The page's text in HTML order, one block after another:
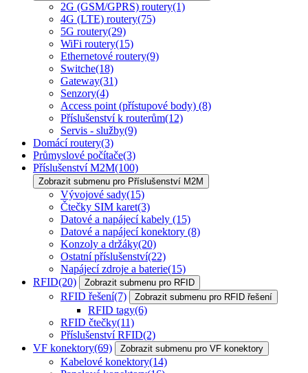
2G (GSM/GPRS) routery(1)
4G (LTE) routery(75)
5G routery(29)
WiFi routery(15)
Ethernetové routery(9)
Switche(18)
Gateway(31)
Senzory(4)
Access point (přístupové body) (8)
Příslušenství k routerům(12)
Servis - služby(9)
Domácí routery(3)
Průmyslové počítače(3)
Příslušenství M2M(100)
Zobrazit submenu pro Příslušenství M2M
Vývojové sady(15)
Čtečky SIM karet(3)
Datové a napájecí kabely (15)
Datové a napájecí konektory (8)
Konzoly a držáky(20)
Ostatní příslušenství(22)
Napájecí zdroje a baterie(15)
RFID(20) Zobrazit submenu pro RFID
RFID řešení(7) Zobrazit submenu pro RFID řešení
RFID tagy(6)
RFID čtečky(11)
Příslušenství RFID(2)
VF konektory(69) Zobrazit submenu pro VF konektory
Kabelové konektory(14)